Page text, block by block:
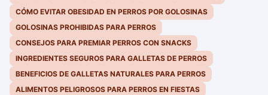
CÓMO EVITAR OBESIDAD EN PERROS POR GOLOSINAS
GOLOSINAS PROHIBIDAS PARA PERROS
CONSEJOS PARA PREMIAR PERROS CON SNACKS
INGREDIENTES SEGUROS PARA GALLETAS DE PERROS
BENEFICIOS DE GALLETAS NATURALES PARA PERROS
ALIMENTOS PELIGROSOS PARA PERROS EN FIESTAS